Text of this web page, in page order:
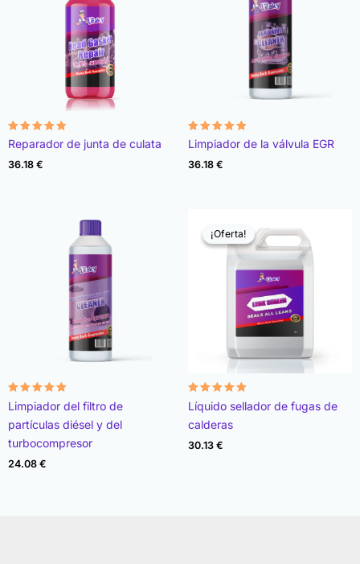
Valorado
con
4.78
de 5
Reparador de junta de culata
36.18 €
Valorado
con
4.93
de 5
Limpiador de la válvula EGR
36.18 €
Valorado
con
4.96
de 5
Limpiador del filtro de
partículas diésel y del
turbocompresor
24.08 €
¡Oferta!
¡Oferta!
Valorado
con
4.89
de 5
Líquido sellador de fugas de
calderas
30.13 €